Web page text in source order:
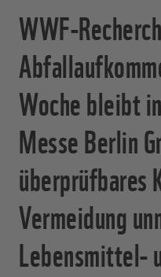
WWF-
Woche bleibt
Messe Berlin
überprüfbares
Vermeidung
Lebensmittel-